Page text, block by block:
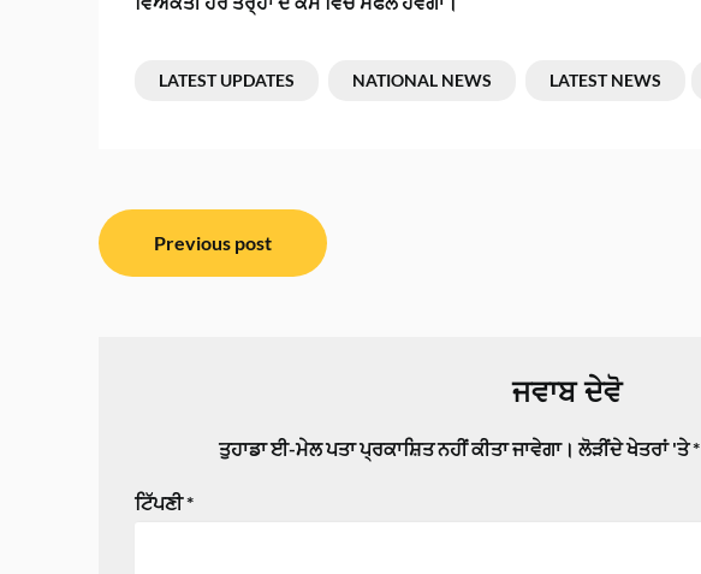
LATEST UPDATES NATIONAL NEWS LATEST NEWS
ਸੰਪਾਦਨਾ
ਨੈਵੀਗੇਸ਼ਨ
Previous post
ਜਵਾਬ ਦੇਵੋ
ਤੁਹਾਡਾ ਈ-ਮੇਲ ਪਤਾ ਪ੍ਰਕਾਸ਼ਿਤ ਨਹੀਂ ਕੀਤਾ ਜਾਵੇਗਾ। ਲੋੜੀਂਦੇ ਖੇਤਰਾਂ 'ਤੇ*
ਟਿੱਪਣੀ*